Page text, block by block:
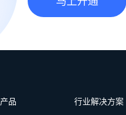
产品 行业解决方案